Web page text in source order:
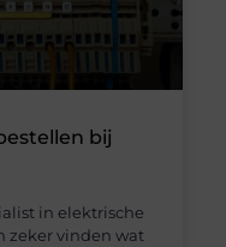
bij
in elektrische
zeker vinden wat